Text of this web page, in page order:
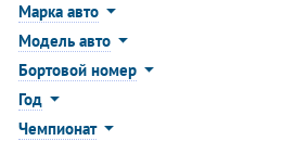
Марка авто
Модель авто
Бортовой номер
Год
Чемпионат